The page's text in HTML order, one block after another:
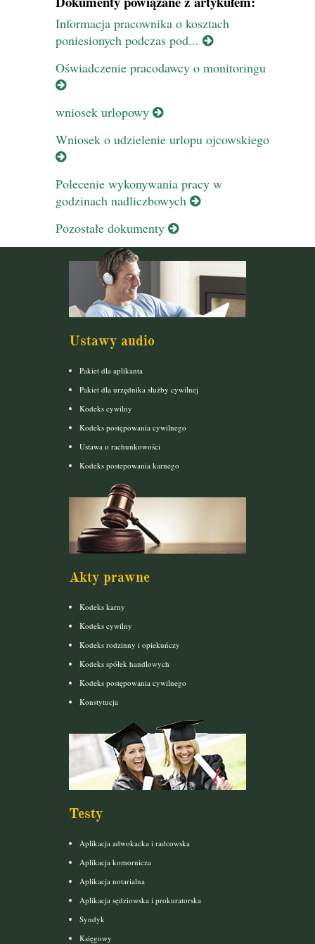
Informacja pracownika o kosztach
poniesionych podczas pod...
Oświadczenie pracodawcy o monitoringu
wniosek urlopowy
Wniosek o udzielenie urlopu ojcowskiego
Polecenie wykonywania pracy w
godzinach nadliczbowych
Pozostałe dokumenty
Ustawy audio
Pakiet dla aplikanta
Pakiet dla urzędnika służby cywilnej
Kodeks cywilny
Kodeks postępowania cywilnego
Ustawa o rachunkowości
Kodeks postepowania karnego
Akty prawne
Kodeks karny
Kodeks cywilny
Kodeks rodzinny i opiekuńczy
Kodeks spółek handlowych
Kodeks postępowania cywilnego
Konstytucja
Testy
Aplikacja adwokacka i radcowska
Aplikacja komornicza
Aplikacja notarialna
Aplikacja sędziowska i prokuratorska
Syndyk
Księgowy